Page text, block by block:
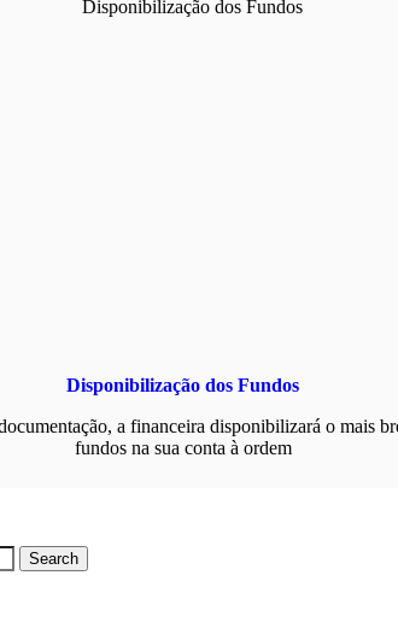
Disponibilização dos Fundos
a financeira disponibilizará o mais
fundos na sua conta à ordem